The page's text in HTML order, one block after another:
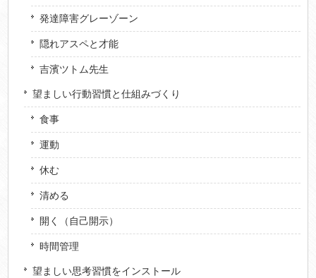
発達障害グレーゾーン
隠れアスペと才能
吉濱ツトム先生
望ましい行動習慣と仕組みづくり
食事
運動
休む
清める
開く（自己開示）
時間管理
望ましい思考習慣をインストール